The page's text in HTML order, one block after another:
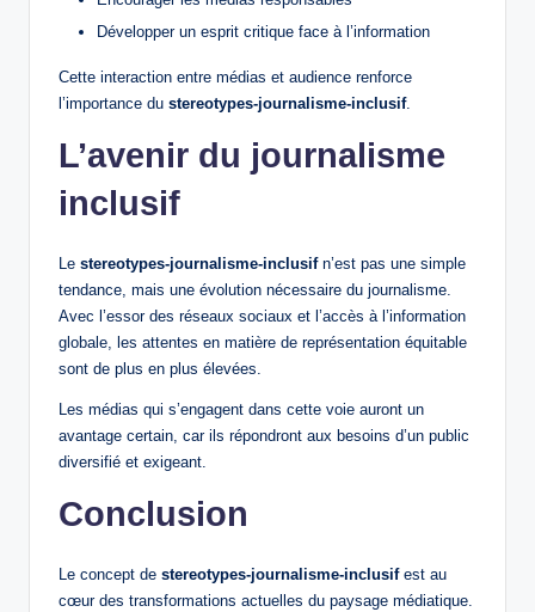
Développer un esprit critique face à l’information
Cette interaction entre médias et audience renforce
l’importance du stereotypes-journalisme-inclusif.
L’avenir du journalisme
inclusif
Le stereotypes-journalisme-inclusifn’est pas une simple
tendance, mais une évolution nécessaire du journalisme.
Avec l’essor des réseaux sociaux et l’accès à l’information
globale, les attentes en matière de représentation équitable
sont de plus en plus élevées.
Les médias qui s’engagent dans cette voie auront un
avantage certain, car ils répondront aux besoins d’un public
diversifié et exigeant.
Conclusion
Le concept de stereotypes-journalisme-inclusifest au
cœur des transformations actuelles du paysage médiatique.